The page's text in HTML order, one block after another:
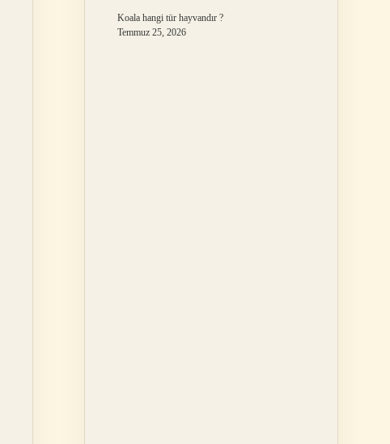
Koala hangi tür hayvandır ?
Temmuz 25, 2026